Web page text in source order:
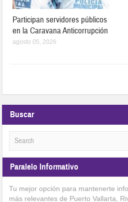
Participan servidores públicos
en la Caravana Anticorrupción
agosto 05, 2026
Buscar
Paralelo Informativo
Tu mejor opción para mantenerte
más relevantes de Puerto Vallarta,